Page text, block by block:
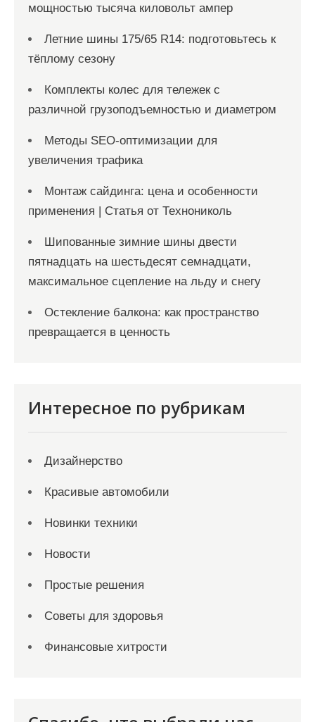
мощностью тысяча киловольт ампер
Летние шины 175/65 R14: подготовьтесь к
тёплому сезону
Комплекты колес для тележек с
различной грузоподъемностью и диаметром
Методы SEO-оптимизации для
увеличения трафика
Монтаж сайдинга: цена и особенности
применения | Статья от Технониколь
Шипованные зимние шины двести
пятнадцать на шестьдесят семнадцати,
максимальное сцепление на льду и снегу
Остекление балкона: как пространство
превращается в ценность
Интересное по рубрикам
Дизайнерство
Красивые автомобили
Новинки техники
Новости
Простые решения
Советы для здоровья
Финансовые хитрости